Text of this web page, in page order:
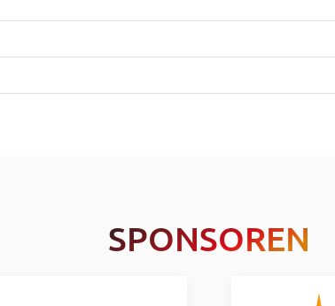
SPONSOREN